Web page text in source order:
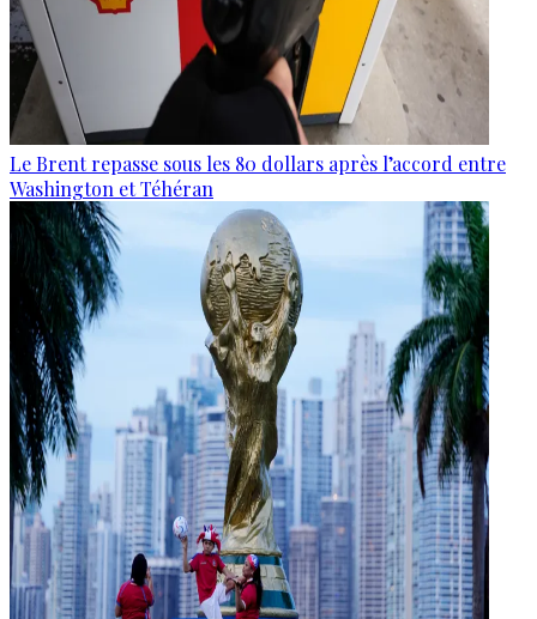
Le Brent repasse sous les 80 dollars après l’accord entre
Washington et Téhéran